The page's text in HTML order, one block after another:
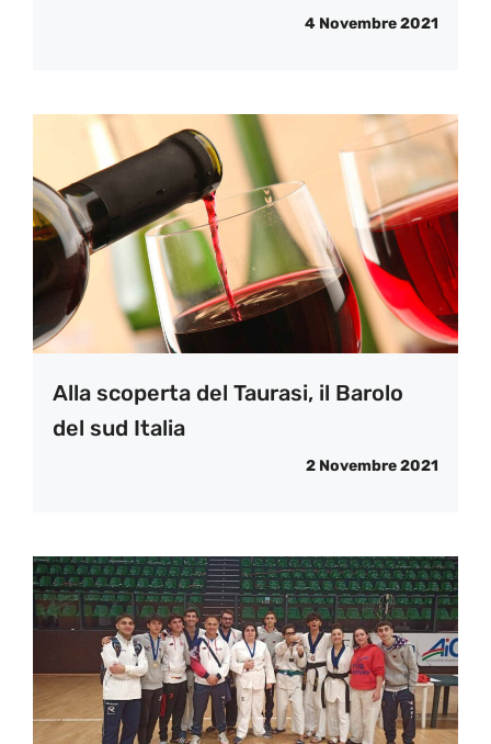
4 Novembre 2021
Alla scoperta del Taurasi, il Barolo
del sud Italia
2 Novembre 2021